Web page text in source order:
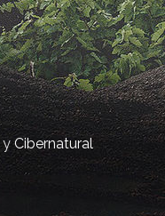
yCibernatural